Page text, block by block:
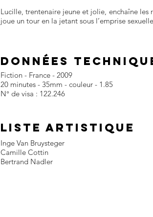
Lucille, trentenaire jeune et jolie, enchaîne les
joue un tour en la jetant sous l’emprise
DONNÉES
Fiction - France - 2009
20 minutes - 35mm - couleur - 1.85
N° de visa : 122.246
LISTE ARTISTIQUE
Inge Van Bruysteger
Camille Cottin
Bertrand Nadler